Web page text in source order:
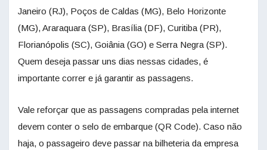
Janeiro (RJ), Poços de Caldas (MG), Belo Horizonte
(MG), Araraquara (SP), Brasília (DF), Curitiba (PR),
Florianópolis (SC), Goiânia (GO) e Serra Negra (SP).
Quem deseja passar uns dias nessas cidades, é
importante correr e já garantir as passagens.
Vale reforçar que as passagens compradas pela internet
devem conter o selo de embarque (QR Code). Caso não
haja, o passageiro deve passar na bilheteria da empresa